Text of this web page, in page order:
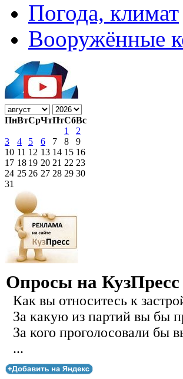
Погода, климат
Вооружённые
ПнВтСрЧтПтСбВс
1
2
3
4 5 6 7 8
9
10 11 12 13 14 15 16
17 18 19 20 21 22 23
24 25 26 27 28 29 30
31
Опросы на КузПресс
Как вы относитесь к
За какую из партий вы бы
За кого проголосовали бы
...